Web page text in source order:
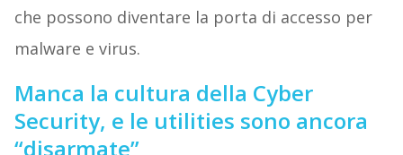
che possono diventare la porta di accesso per
malware e virus.
Manca la cultura della Cyber
Security, e le utilities sono ancora
“disarmate”